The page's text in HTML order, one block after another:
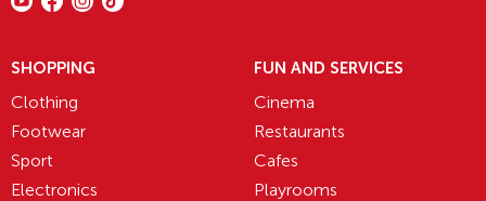
SHOPPING
Clothing
Footwear
Sport
Electronics
FUN AND SERVICES
Cinema
Restaurants
Cafes
Playrooms